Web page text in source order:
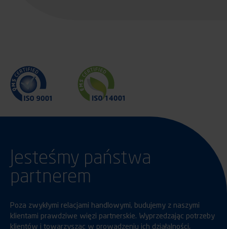
Jesteśmy państwa
partnerem
Poza zwykłymi relacjami handlowymi, budujemy z naszymi
klientami prawdziwe więzi partnerskie. Wyprzedzając potrzeby
klientów i towarzysząc w prowadzeniu ich działalności,